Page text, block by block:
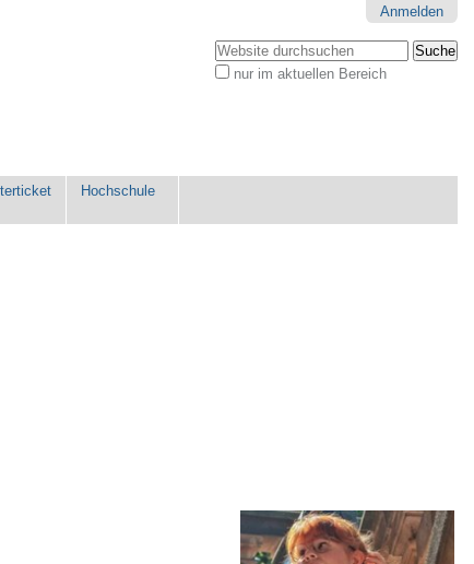
Anmelden
Website durchsuchen
nur im aktuellen Bereich
Hochschule